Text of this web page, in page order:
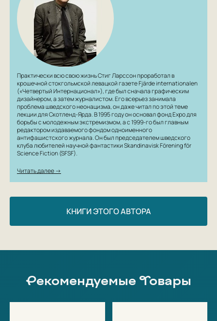
экранизирован, и обе экранизации — шведская и
голливудская от непревзойденного Дэвида Финчера —
стали такими же культовыми, как и сама книга. Как и
вся трилогия «Миллениум», раз и навсегда
изменившая законы остросюжетной литературы.
Практически всю свою жизнь Стиг Ларссон проработал в
крошечной стокгольмской левацкой газете Fjärde internationalen
(«Четвертый Интернационал»), где был сначала графическим
дизайнером, а затем журналистом. Его всерьез занимала
проблема шведского неонацизма, он даже читал по этой теме
лекции для Скотленд-Ярда. В 1995 году он основал фонд Expo для
борьбы с молодежным экстремизмом, а с 1999-го был главным
редактором издаваемого фондом одноименного
антифашистского журнала. Он был председателем шведского
клуба любителей научной фантастики Skandinavisk Förening för
Science Fiction (SFSF).
Читать далее →
КНИГИ ЭТОГО АВТОРА
Рекомендуемые Товары